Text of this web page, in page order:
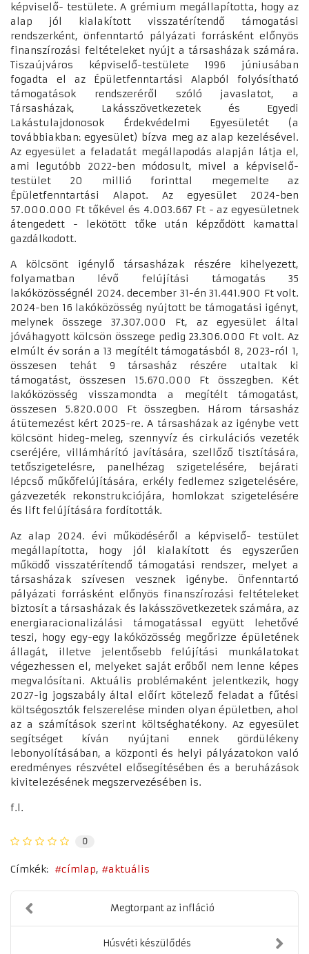
képviselő- testülete. A grémium megállapította, hogy az
alap jól kialakított visszatérítendő támogatási
rendszerként, önfenntartó pályázati forrásként előnyös
finanszírozási feltételeket nyújt a társasházak számára.
Tiszaújváros képviselő-testülete 1996 júniusában
fogadta el az Épületfenntartási Alapból folyósítható
támogatások rendszeréről szóló javaslatot, a
Társasházak, Lakásszövetkezetek és Egyedi
Lakástulajdonosok Érdekvédelmi Egyesületét (a
továbbiakban: egyesület) bízva meg az alap kezelésével.
Az egyesület a feladatát megállapodás alapján látja el,
ami legutóbb 2022-ben módosult, mivel a képviselő-
testület 20 millió forinttal megemelte az
Épületfenntartási Alapot. Az egyesület 2024-ben
57.000.000 Ft tőkével és 4.003.667 Ft - az egyesületnek
átengedett - lekötött tőke után képződött kamattal
gazdálkodott.
A kölcsönt igénylő társasházak részére kihelyezett,
folyamatban lévő felújítási támogatás 35
lakóközösségnél 2024. december 31-én 31.441.900 Ft volt.
2024-ben 16 lakóközösség nyújtott be támogatási igényt,
melynek összege 37.307.000 Ft, az egyesület által
jóváhagyott kölcsön összege pedig 23.306.000 Ft volt. Az
elmúlt év során a 13 megítélt támogatásból 8, 2023-ról 1,
összesen tehát 9 társasház részére utaltak ki
támogatást, összesen 15.670.000 Ft összegben. Két
lakóközösség visszamondta a megítélt támogatást,
összesen 5.820.000 Ft összegben. Három társasház
átütemezést kért 2025-re. A társasházak az igénybe vett
kölcsönt hideg-meleg, szennyvíz és cirkulációs vezeték
cseréjére, villámhárító javítására, szellőző tisztítására,
tetőszigetelésre, panelhézag szigetelésére, bejárati
lépcső műkőfelújítására, erkély fedlemez szigetelésére,
gázvezeték rekonstrukciójára, homlokzat szigetelésére
és lift felújítására fordították.
Az alap 2024. évi működéséről a képviselő- testület
megállapította, hogy jól kialakított és egyszerűen
működő visszatérítendő támogatási rendszer, melyet a
társasházak szívesen vesznek igénybe. Önfenntartó
pályázati forrásként előnyös finanszírozási feltételeket
biztosít a társasházak és lakásszövetkezetek számára, az
energiaracionalizálási támogatással együtt lehetővé
teszi, hogy egy-egy lakóközösség megőrizze épületének
állagát, illetve jelentősebb felújítási munkálatokat
végezhessen el, melyeket saját erőből nem lenne képes
megvalósítani. Aktuális problémaként jelentkezik, hogy
2027-ig jogszabály által előírt kötelező feladat a fűtési
költségosztók felszerelése minden olyan épületben, ahol
az a számítások szerint költséghatékony. Az egyesület
segítséget kíván nyújtani ennek gördülékeny
lebonyolításában, a központi és helyi pályázatokon való
eredményes részvétel elősegítésében és a beruházások
kivitelezésének megszervezésében is.
f.l.
0
Címkék: címlap aktuális
Megtorpant az infláció
Húsvéti készülődés